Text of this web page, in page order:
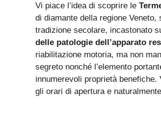
Vi piace l’idea di scoprire le
di diamante della regione Veneto,
tradizione secolare, incastonato
delle patologie dell’apparato
riabilitazione motoria, ma non
segreto nonché l’elemento
innumerevoli proprietà
gli orari di apertura e